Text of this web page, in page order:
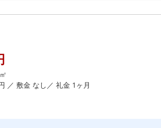
／ 敷金 なし／ 礼金 1ヶ月